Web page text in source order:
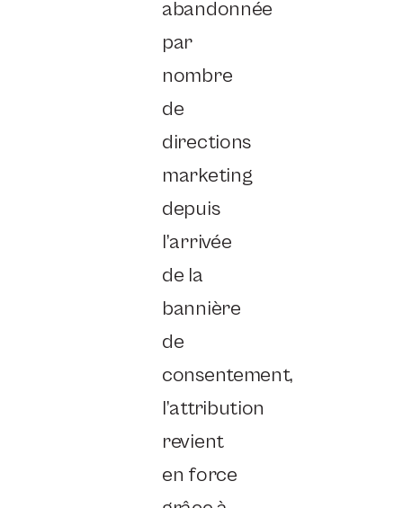
abandonnée
par
nombre
de
directions
marketing
depuis
l’arrivée
de la
bannière
de
consentement,
l’attribution
revient
en force